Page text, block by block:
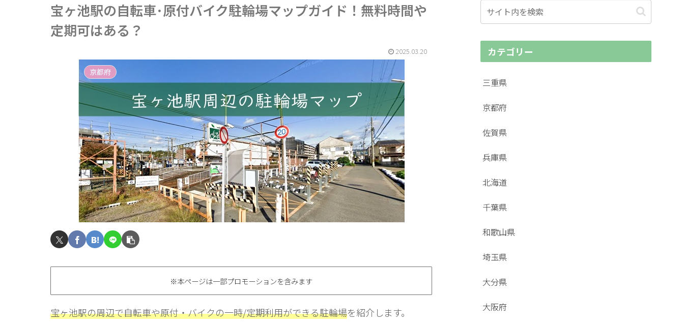
宝ヶ池駅の自転車･原付バイク駐輪場マップガイド！無料時間や
定期可はある？
2025.03.20
京都府
※本ページは一部プロモーションを含みます
宝ヶ池駅の周辺で自転車や原付・バイクの一時/定期利用ができる駐輪場を紹介します。
カテゴリー
三重県
京都府
佐賀県
兵庫県
北海道
千葉県
和歌山県
埼玉県
大分県
大阪府